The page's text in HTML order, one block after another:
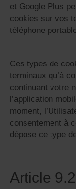
et Google Plus
cookies sur vos
téléphone
Ces types de
terminaux qu’à
continuant votre
l’application
moment,
consentement à
dépose ce type
Article